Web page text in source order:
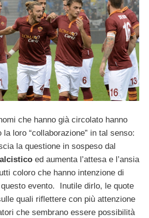
che hanno già circolato hanno
la loro “collaborazione” in tal senso:
la questione in sospeso dal
ed aumenta l’attesa e l’ansia
coloro che hanno intenzione di
evento. Inutile dirlo, le quote
quali riflettere con più attenzione
che sembrano essere possibilità